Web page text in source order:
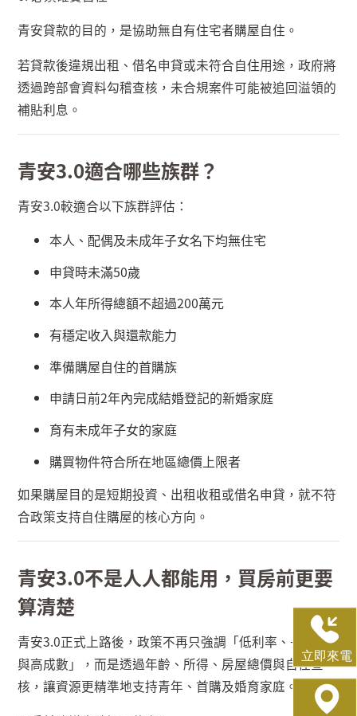
青安貸款的目的，是協助無自有住宅者購屋自住。
若貸款後違規出租、借名申貸或未符合自住用途，政府將
透過跨部會資料勾稽查核，未合規案件可能被追回溢領的
補貼利息。
青安3.0適合哪些族群？
青安3.0較適合以下族群評估：
本人、配偶及未成年子女名下均無住宅
申貸時未滿50歲
本人年所得總額不超過200萬元
有穩定收入與還款能力
準備購屋自住的首購族
申請日前2年內完成結婚登記的新婚家庭
育有未成年子女的家庭
購買物件符合所在地區總價上限者
如果購屋目的是短期投資、出租收租或借名申貸，就不符
合政策支持自住購屋的核心方向。
青安3.0不是人人都能用，買房前更要
算清楚
青安3.0正式上路後，政策不再只強調「低利率、長年期
與高成數」，而是透過年齡、所得、房屋總價與自住查
核，讓資源更精準地支持青年、首購及婚育家庭。